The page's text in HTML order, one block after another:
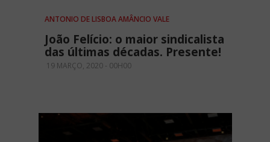
ANTONIO DE LISBOA AMÂNCIO VALE
João Felício: o maior sindicalista
das últimas décadas. Presente!
19 MARÇO, 2020 - 00H00